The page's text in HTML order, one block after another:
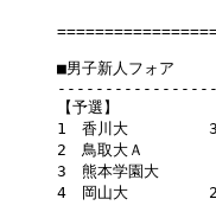
■男子新人フォア
【予選】
1　香川大		3	７’４３”１１
2　鳥取大Ａ		棄権
3　熊本学園大		1	７’２０”５９
4　岡山大		2	７’２３”３３